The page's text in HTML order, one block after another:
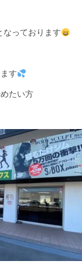
なっております
す
たい方